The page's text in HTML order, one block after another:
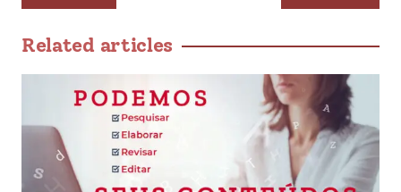
Related articles